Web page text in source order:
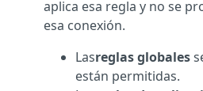
aplica esa regla y no se
esa conexión.
Lasreglas globales
están permitidas.